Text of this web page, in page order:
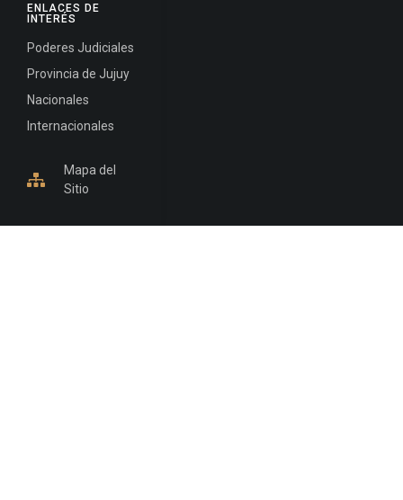
ENLACES DE
INTERÉS
Poderes Judiciales
Provincia de Jujuy
Nacionales
Internacionales
Mapa del
Sitio